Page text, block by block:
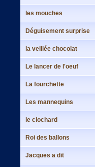
les mouches
Déguisement surprise
la veillée chocolat
Le lancer de l'oeuf
La fourchette
Les mannequins
le clochard
Roi des ballons
Jacques a dit